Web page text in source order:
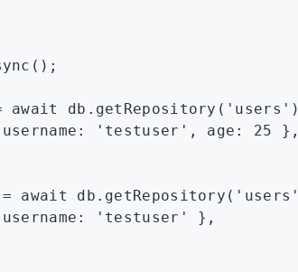
();
await db .getRepository ( 'users'
: 'testuser' , age : 25 }
= await db .getRepository (
: 'testuser' } ,